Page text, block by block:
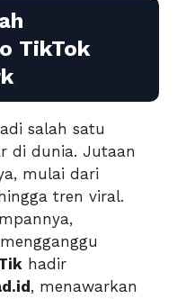
TikTok
salah satu
di dunia. Jutaan
mulai dari
tren viral.
hadir
, menawarkan